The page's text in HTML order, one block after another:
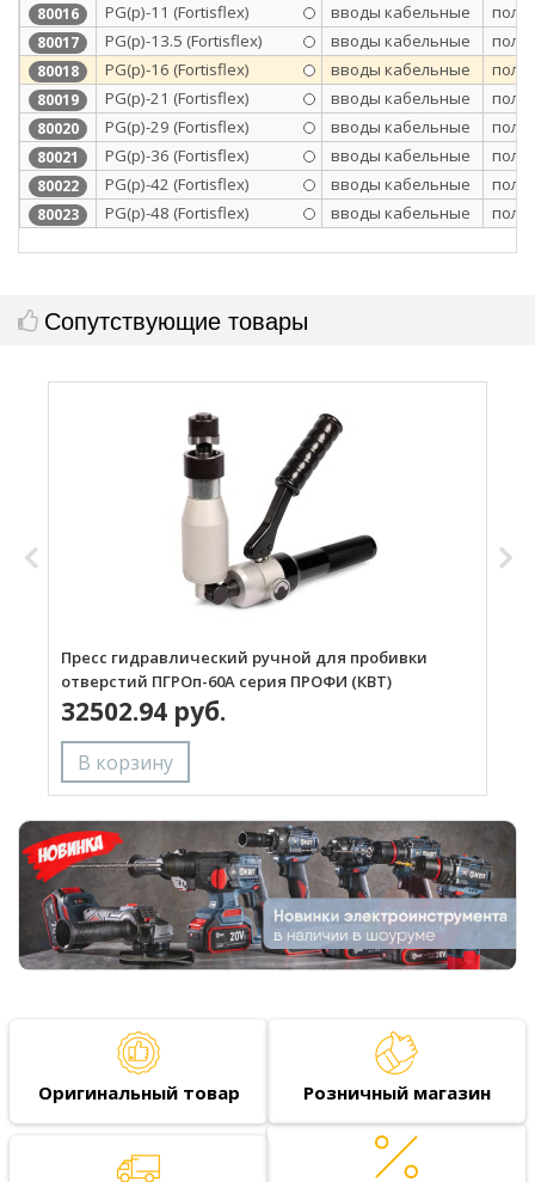
80016 PG(p)-11 (Fortisflex) вводы кабельные
80017 PG(p)-13.5 (Fortisflex) вводы кабельные
80018 PG(p)-16 (Fortisflex) вводы кабельные
80019 PG(p)-21 (Fortisflex) вводы кабельные
80020 PG(p)-29 (Fortisflex) вводы кабельные
80021 PG(p)-36 (Fortisflex) вводы кабельные
80022 PG(p)-42 (Fortisflex) вводы кабельные
80023 PG(p)-48 (Fortisflex) вводы кабельные
Сопутствующие товары
Пресс гидравлический ручной для пробивки
отверстий ПГРОп-60А серия ПРОФИ (КВТ)
32502.94 руб.
Оригинальный товар Розничный магазин